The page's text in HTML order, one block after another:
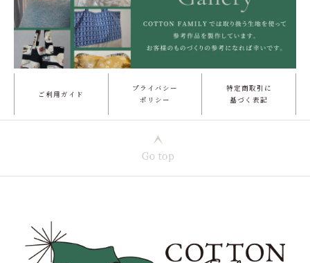
ご利用ガイド
プライバシー
ポリシー
特定商取引に
基づく表記